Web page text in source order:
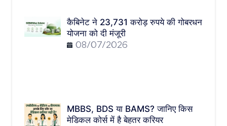
कैबिनेट ने 23,731 करोड़ रुपये की गोबरधन
योजना को दी मंजूरी
08/07/2026
MBBS, BDS या BAMS? जानिए किस
मेडिकल कोर्स में है बेहतर करियर